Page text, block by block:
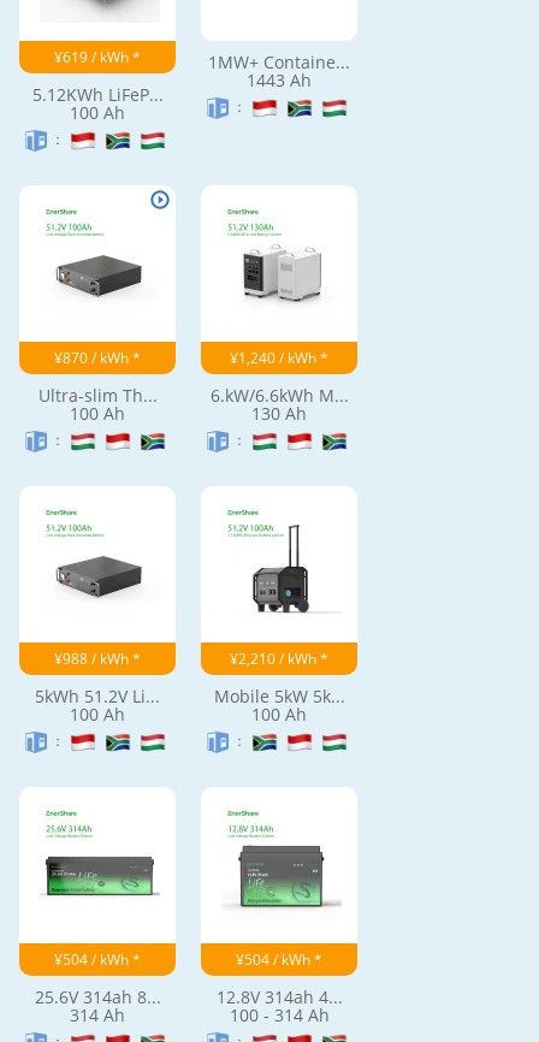
¥619 / kWh *
5.12KWh LiFeP...
100 Ah
：
1MW+ Containe...
1443 Ah
：
¥870 / kWh *
Ultra-slim Th...
100 Ah
：
¥1,240 / kWh *
6.kW/6.6kWh M...
130 Ah
：
¥988 / kWh *
5kWh 51.2V Li...
100 Ah
：
¥2,210 / kWh *
Mobile 5kW 5k...
100 Ah
：
¥504 / kWh *
25.6V 314ah 8...
314 Ah
¥504 / kWh *
12.8V 314ah 4...
100 - 314 Ah